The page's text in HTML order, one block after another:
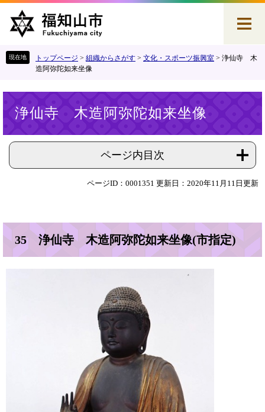
す
し
トップページ > 組織からさがす > 文化・スポーツ振興室 > 浄仙寺 木
造阿弥陀如来坐像
浄仙寺 木造阿弥陀如来坐像
ページ内目次
ページID：0001351 更新日：2020年11月11日更新
35 浄仙寺 木造阿弥陀如来坐像(市指定)